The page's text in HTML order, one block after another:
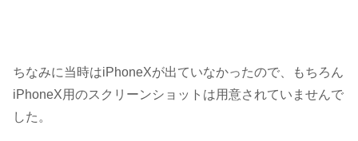
ちなみに当時はiPhoneXが出ていなかったので、もちろん
iPhoneX用のスクリーンショットは用意されていませんで
した。